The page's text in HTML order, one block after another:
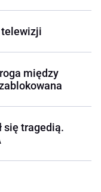
telewizji
między
się tragedią.